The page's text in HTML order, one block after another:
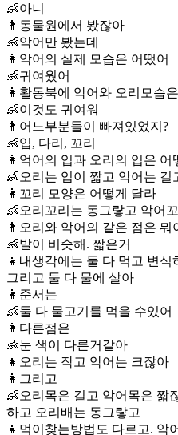
👶아니
👩동물원에서 봤잖아
👶악어만 봤는데
👩악어의 실제 모습은 어땠어
👶귀여웠어
👩활동북에 악어와 오리모습
👶이것도 귀여워
👩어느부분들이 빠져있었지?
👶입, 다리, 꼬리
👩억어의 입과 오리의 입은 어
👶오리는 입이 짧고 악어는 길
👩꼬리 모양은 어떻게 달라
👶오리꼬리는 동그랗고 악어
👩오리와 악어의 같은 점은 뭐
👶발이 비슷해. 짧은거
👧내생각에는 둘 다 먹고 변식
그리고 둘 다 물에 살아
👩준서는
👶둘 다 물고기를 먹을 수있어
👩다른점은
👶눈 색이 다른거같아
👧오리는 작고 악어는 크잖아
👩그리고
👶오리목은 길고 악어목은 짧
하고 오리배는 동그랗고
👧먹이찾는방법도 다르고. 악